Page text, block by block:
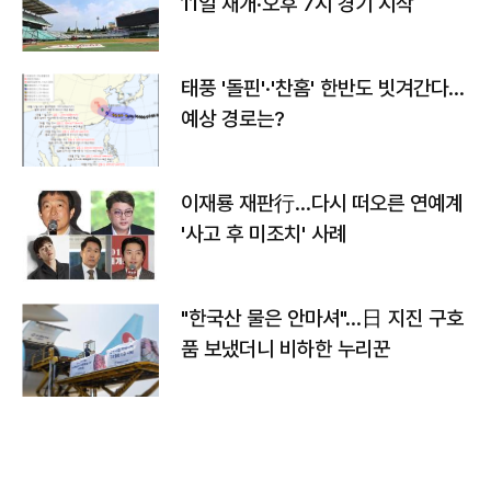
태풍 '돌핀'·'찬홈' 한반도 빗겨간다…
예상 경로는?
이재룡 재판行…다시 떠오른 연예계
'사고 후 미조치' 사례
"한국산 물은 안마셔"…日 지진 구호
품 보냈더니 비하한 누리꾼